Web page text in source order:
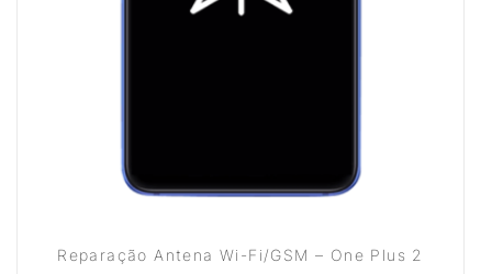
Reparação Antena Wi-Fi/GSM – One Plus 2